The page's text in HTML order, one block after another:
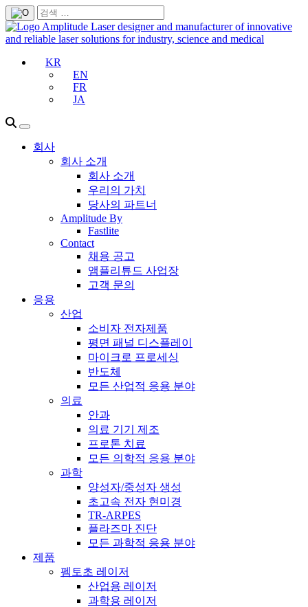
KR
EN
FR
JA
회사
회사 소개
회사 소개
우리의 가치
당사의 파트너
Amplitude By
Fastlite
Contact
채용 공고
앰플리튜드 사업장
고객 문의
응용
산업
소비자 전자제품
평면 패널 디스플레이
마이크로 프로세싱
반도체
모든 산업적 응용 분야
의료
안과
의료 기기 제조
프로톤 치료
모든 의학적 응용 분야
과학
양성자/중성자 생성
초고속 전자 현미경
TR-ARPES
플라즈마 진단
모든 과학적 응용 분야
제품
펨토초 레이저
산업용 레이저
과학용 레이저